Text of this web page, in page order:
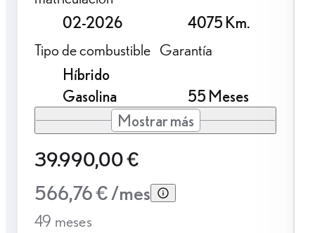
02-2026
4075 Km.
Tipo de combustible
Híbrido
Gasolina
Garantía
55 Meses
Mostrar más
39.990,00 €
566,76 € /mes
49 meses